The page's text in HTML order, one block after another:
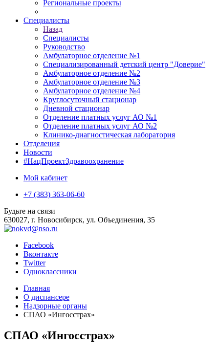
Региональные проекты
Специалисты
Назад
Специалисты
Руководство
Амбулаторное отделение №1
Специализированный детский центр "Доверие"
Амбулаторное отделение №2
Амбулаторное отделение №3
Амбулаторное отделение №4
Круглосуточный стационар
Дневной стационар
Отделение платных услуг АО №1
Отделение платных услуг АО №2
Клинико-диагностическая лаборатория
Отделения
Новости
#НацПроектЗдравоохранение
Мой кабинет
+7 (383) 363-06-60
Будьте на связи
630027, г. Новосибирск, ул. Объединения, 35
Facebook
Вконтакте
Twitter
Одноклассники
Главная
О диспансере
Надзорные органы
СПАО «Ингосстрах»
СПАО «Ингосстрах»